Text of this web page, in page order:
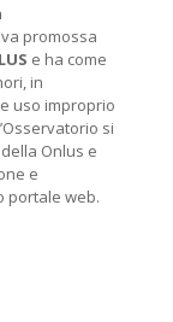
promossa
e ha come
in
uso improprio
si
Onlus e
e
portale web.